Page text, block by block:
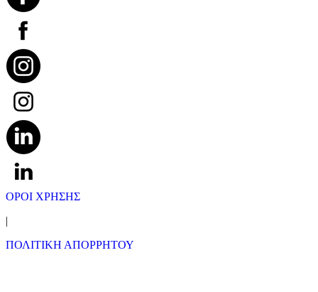
ΟΡΟΙ ΧΡΗΣΗΣ
|
ΠΟΛΙΤΙΚΗ ΑΠΟΡΡΗΤΟΥ